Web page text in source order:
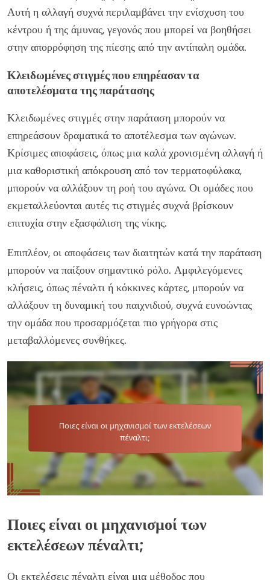
Αυτή η αλλαγή συχνά περιλαμβάνει την ενίσχυση του
κέντρου ή της άμυνας, γεγονός που μπορεί να βοηθήσει
στην απορρόφηση της πίεσης από την αντίπαλη ομάδα.
Κλειδωμένες στιγμές που επηρέασαν τα
αποτελέσματα της παράτασης
Κλειδωμένες στιγμές στην παράταση μπορούν να
επηρεάσουν δραματικά το αποτέλεσμα των αγώνων.
Κρίσιμες αποφάσεις, όπως μια καλά χρονισμένη αλλαγή ή
μια καθοριστική απόκρουση από τον τερματοφύλακα,
μπορούν να αλλάξουν τη ροή του αγώνα. Οι ομάδες που
εκμεταλλεύονται αυτές τις στιγμές συχνά βρίσκουν
επιτυχία στην εξασφάλιση της νίκης.
Επιπλέον, οι αποφάσεις των διαιτητών κατά την παράταση
μπορούν να παίξουν σημαντικό ρόλο. Αμφιλεγόμενες
κλήσεις, όπως πέναλτι ή κόκκινες κάρτες, μπορούν να
αλλάξουν τη δυναμική του παιχνιδιού, συχνά ευνοώντας
την ομάδα που προσαρμόζεται πιο γρήγορα στις
μεταβαλλόμενες συνθήκες.
Ποιες είναι οι μηχανισμοί των
εκτελέσεων πέναλτι;
Οι εκτελέσεις πέναλτι είναι μια μέθοδος που